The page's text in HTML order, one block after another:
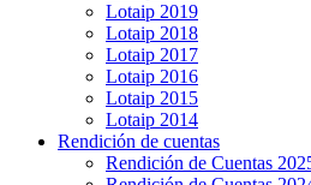
Lotaip 2019
Lotaip 2018
Lotaip 2017
Lotaip 2016
Lotaip 2015
Lotaip 2014
Rendición de cuentas
Rendición de Cuentas